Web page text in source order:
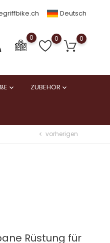
Deutsch
0 0 0
 ZUBEHÖR 
chevron_left vorherigen
Rüstung für